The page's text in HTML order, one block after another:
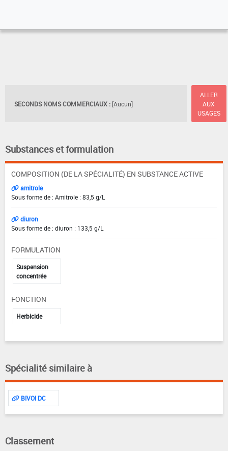
SECONDS NOMS COMMERCIAUX : [Aucun]
ALLER
AUX
USAGES
Substances et formulation
COMPOSITION (DE LA SPÉCIALITÉ) EN SUBSTANCE ACTIVE
amitrole
Sous forme de : Amitrole : 83,5 g/L
diuron
Sous forme de : diuron : 133,5 g/L
FORMULATION
Suspension
concentrée
FONCTION
Herbicide
Spécialité similaire à
BIVOI DC
Classement